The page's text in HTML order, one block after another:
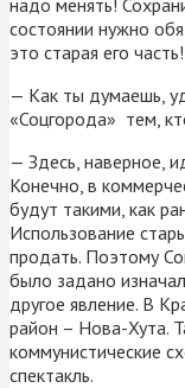
состоянии нужно
это старая его часть!
— Как ты думаешь,
«Соцгорода» тем,
— Здесь, наверное,
Конечно, в
будут такими, как
Использование
продать. Поэтому
было задано
другое явление. В
район – Нова-Хута.
коммунистические
спектакль.